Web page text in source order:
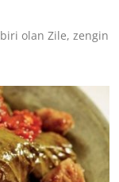
olan Zile, zengin